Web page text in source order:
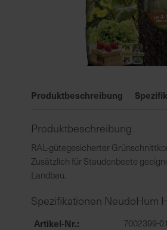
der
springen
Produktbeschreibung
Produktbeschreibung
RAL-gütegesicherter
Zusätzlich für Staudenbeete
Landbau.
Spezifikationen NeudoHum
Artikel-Nr. 7002399-01